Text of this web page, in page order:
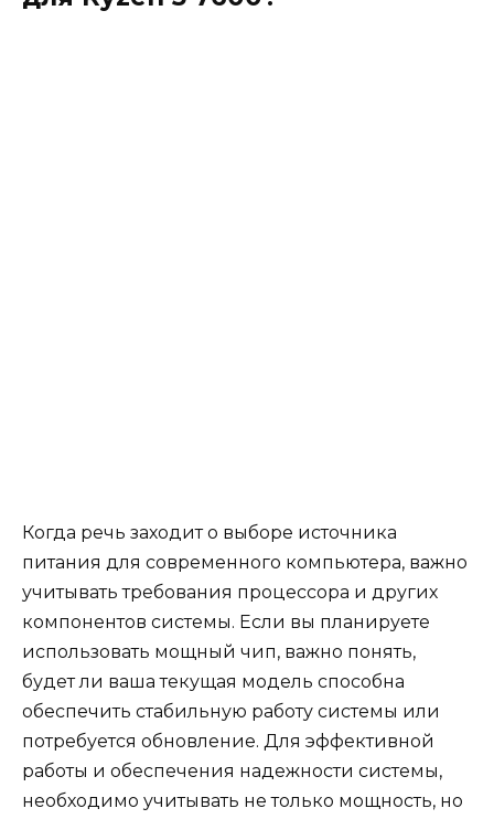
Когда речь заходит о выборе источника
питания для современного компьютера, важно
учитывать требования процессора и других
компонентов системы. Если вы планируете
использовать мощный чип, важно понять,
будет ли ваша текущая модель способна
обеспечить стабильную работу системы или
потребуется обновление. Для эффективной
работы и обеспечения надежности системы,
необходимо учитывать не только мощность, но